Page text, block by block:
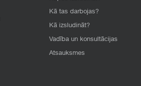
Kā tas darbojas?
Kā izsludināt?
Vadība un konsultācijas
Atsauksmes